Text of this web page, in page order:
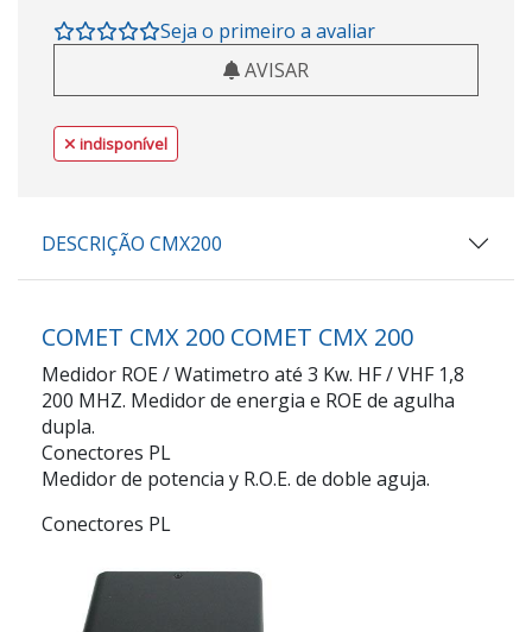
Seja o primeiro a avaliar
AVISAR
indisponível
DESCRIÇÃO CMX200
COMET CMX 200 COMET CMX 200
Medidor ROE / Watimetro até 3 Kw. HF / VHF 1,8
200 MHZ. Medidor de energia e ROE de agulha
dupla.
Conectores PL
Medidor de potencia y R.O.E. de doble aguja.
Conectores PL